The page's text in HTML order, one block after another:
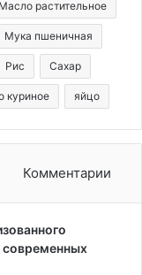
Масло растительное
Мука пшеничная
Рис Сахар
куриное яйцо
Комментарии
современных